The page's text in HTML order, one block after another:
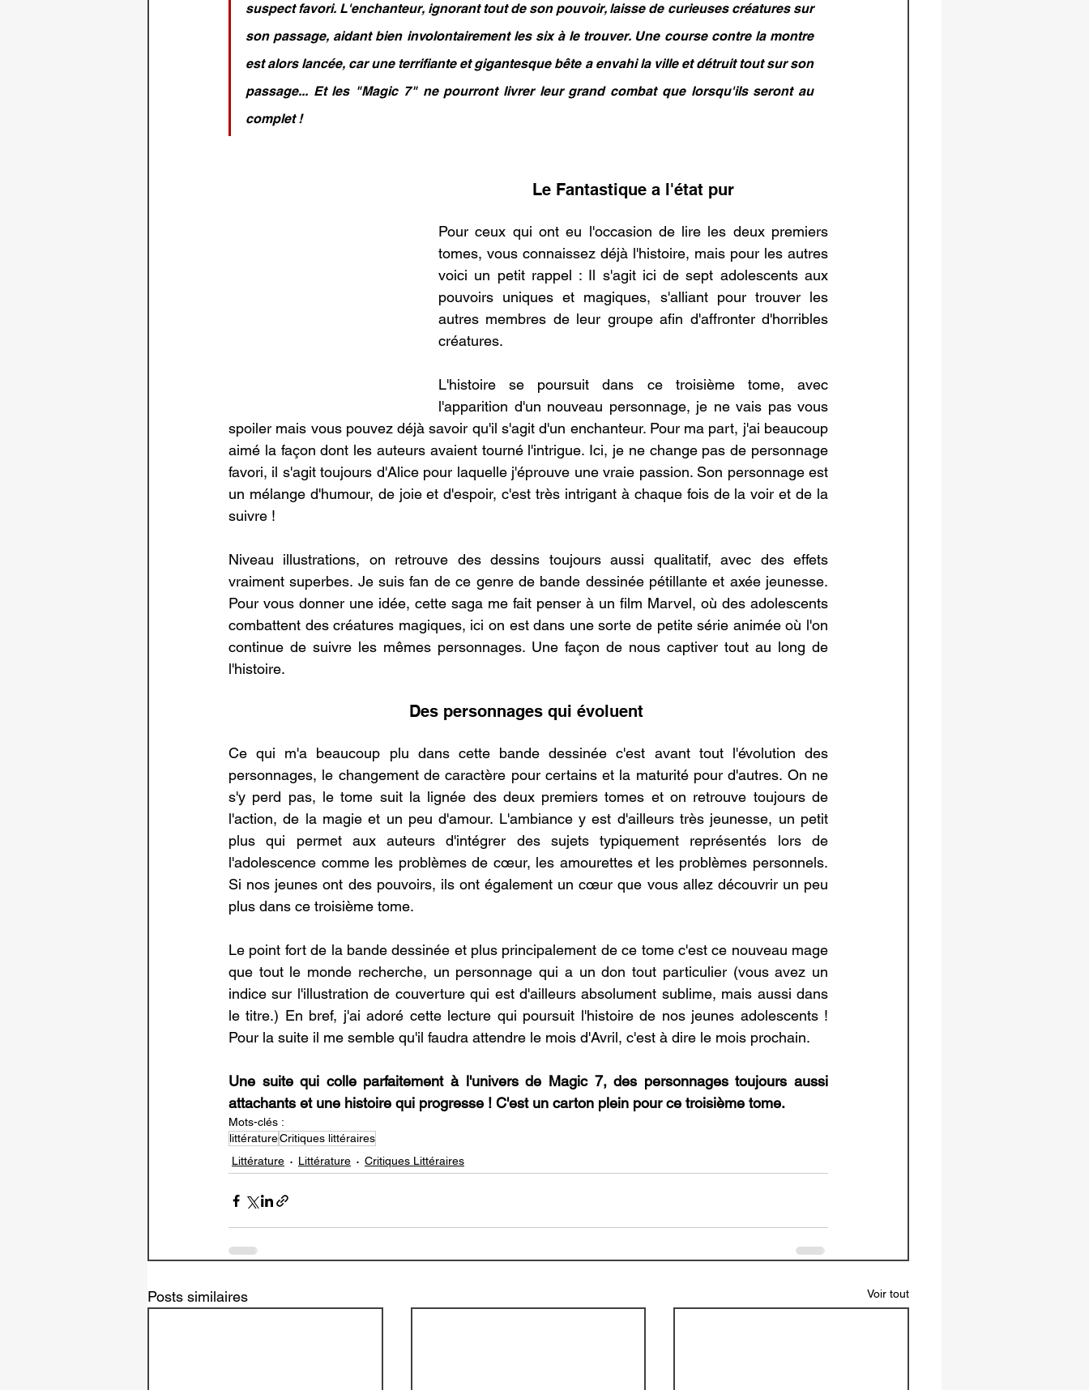
suspect favori. L'enchanteur, ignorant tout de son pouvoir, laisse de curieuses créatures sur
son passage, aidant bien involontairement les six à le trouver. Une course contre la montre
est alors lancée, car une terrifiante et gigantesque bête a envahi la ville et détruit tout sur son
passage... Et les "Magic 7" ne pourront livrer leur grand combat que lorsqu'ils seront au
complet !
Le Fantastique a l'état pur
Pour ceux qui ont eu l'occasion de lire les deux premiers
tomes, vous connaissez déjà l'histoire, mais pour les autres
voici un petit rappel : Il s'agit ici de sept adolescents aux
pouvoirs uniques et magiques, s'alliant pour trouver les
autres membres de leur groupe afin d'affronter d'horribles
créatures.
L'histoire se poursuit dans ce troisième tome, avec
l'apparition d'un nouveau personnage, je ne vais pas vous
spoiler mais vous pouvez déjà savoir qu'il s'agit d'un enchanteur. Pour ma part, j'ai beaucoup
aimé la façon dont les auteurs avaient tourné l'intrigue. Ici, je ne change pas de personnage
favori, il s'agit toujours d'Alice pour laquelle j'éprouve une vraie passion. Son personnage est
un mélange d'humour, de joie et d'espoir, c'est très intrigant à chaque fois de la voir et de la
suivre !
Niveau illustrations, on retrouve des dessins toujours aussi qualitatif, avec des effets
vraiment superbes. Je suis fan de ce genre de bande dessinée pétillante et axée jeunesse.
Pour vous donner une idée, cette saga me fait penser à un film Marvel, où des adolescents
combattent des créatures magiques, ici on est dans une sorte de petite série animée où l'on
continue de suivre les mêmes personnages. Une façon de nous captiver tout au long de
l'histoire.
Des personnages qui évoluent
Ce qui m'a beaucoup plu dans cette bande dessinée c'est avant tout l'évolution des
personnages, le changement de caractère pour certains et la maturité pour d'autres. On ne
s'y perd pas, le tome suit la lignée des deux premiers tomes et on retrouve toujours de
l'action, de la magie et un peu d'amour. L'ambiance y est d'ailleurs très jeunesse, un petit
plus qui permet aux auteurs d'intégrer des sujets typiquement représentés lors de
l'adolescence comme les problèmes de cœur, les amourettes et les problèmes personnels.
Si nos jeunes ont des pouvoirs, ils ont également un cœur que vous allez découvrir un peu
plus dans ce troisième tome.
Le point fort de la bande dessinée et plus principalement de ce tome c'est ce nouveau mage
que tout le monde recherche, un personnage qui a un don tout particulier (vous avez un
indice sur l'illustration de couverture qui est d'ailleurs absolument sublime, mais aussi dans
le titre.) En bref, j'ai adoré cette lecture qui poursuit l'histoire de nos jeunes adolescents !
Pour la suite il me semble qu'il faudra attendre le mois d'Avril, c'est à dire le mois prochain.
Une suite qui colle parfaitement à l'univers de Magic 7, des personnages toujours aussi
attachants et une histoire qui progresse ! C'est un carton plein pour ce troisième tome.
Mots-clés :
littératureCritiques littéraires
Littérature
Littérature Critiques Littéraires
Posts similaires Voir tout